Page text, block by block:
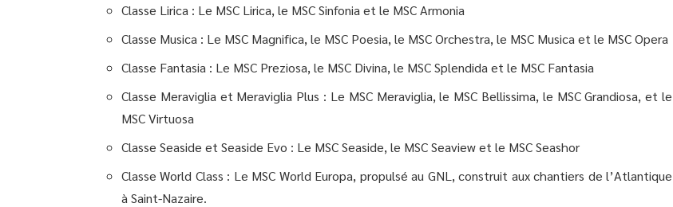
Classe Lirica : Le MSC Lirica, le MSC Sinfonia et le MSC Armonia
Classe Musica : Le MSC Magnifica, le MSC Poesia, le MSC Orchestra, le MSC Musica et le MSC Opera
Classe Fantasia : Le MSC Preziosa, le MSC Divina, le MSC Splendida et le MSC Fantasia
Classe Meraviglia et Meraviglia Plus : Le MSC Meraviglia, le MSC Bellissima, le MSC Grandiosa, et le
MSC Virtuosa
Classe Seaside et Seaside Evo : Le MSC Seaside, le MSC Seaview et le MSC Seashor
Classe World Class : Le MSC World Europa, propulsé au GNL, construit aux chantiers de l’Atlantique
à Saint-Nazaire.